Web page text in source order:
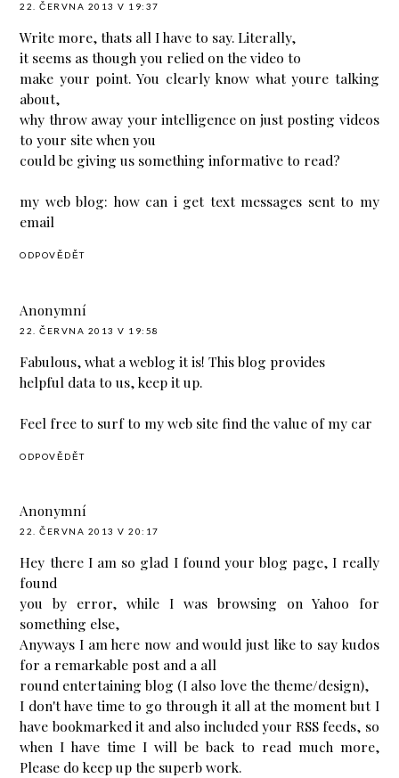
22. ČERVNA 2013 V 19:37
Write more, thats all I have to say. Literally,
it seems as though you relied on the video to
make your point. You clearly know what youre talking
about,
why throw away your intelligence on just posting videos
to your site when you
could be giving us something informative to read?
my web blog: how can i get text messages sent to my
email
ODPOVĚDĚT
Anonymní
22. ČERVNA 2013 V 19:58
Fabulous, what a weblog it is! This blog provides
helpful data to us, keep it up.
Feel free to surf to my web site find the value of my car
ODPOVĚDĚT
Anonymní
22. ČERVNA 2013 V 20:17
Hey there I am so glad I found your blog page, I really
found
you by error, while I was browsing on Yahoo for
something else,
Anyways I am here now and would just like to say kudos
for a remarkable post and a all
round entertaining blog (I also love the theme/design),
I don't have time to go through it all at the moment but I
have bookmarked it and also included your RSS feeds, so
when I have time I will be back to read much more,
Please do keep up the superb work.